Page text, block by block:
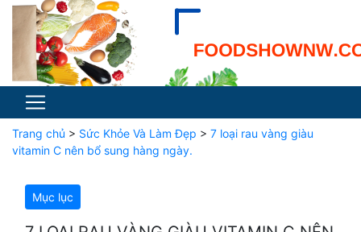
Trang chủ > Sức Khỏe Và Làm Đẹp > 7 loại rau vàng giàu
vitamin C nên bổ sung hàng ngày.
Mục lục